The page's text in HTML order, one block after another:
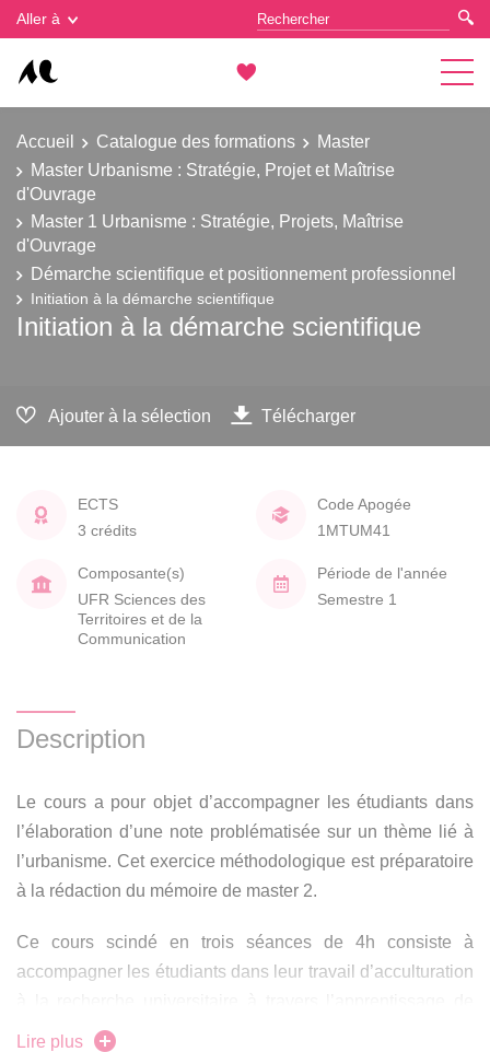
Aller à
Accueil Catalogue des formations
Master
Master Urbanisme : Stratégie, Projet et Maîtrise
d'Ouvrage
Master 1 Urbanisme : Stratégie, Projets, Maîtrise
d'Ouvrage
Démarche scientifique et positionnement professionnel
Initiation à la démarche scientifique
Initiation à la démarche scientifique
Ajouter à la sélection Télécharger
ECTS
3 crédits
Code Apogée
1MTUM41
Composante(s)
UFR Sciences des
Territoires et de la
Communication
Période de l'année
Semestre 1
Description
Le cours a pour objet d’accompagner les étudiants dans
l’élaboration d’une note problématisée sur un thème lié à
l’urbanisme. Cet exercice méthodologique est préparatoire
à la rédaction du mémoire de master 2.
Ce cours scindé en trois séances de 4h consiste à
accompagner les étudiants dans leur travail d’acculturation
l’élaboration d’une problématique ciblée référencée par
Lire plus
Gestion des cookies